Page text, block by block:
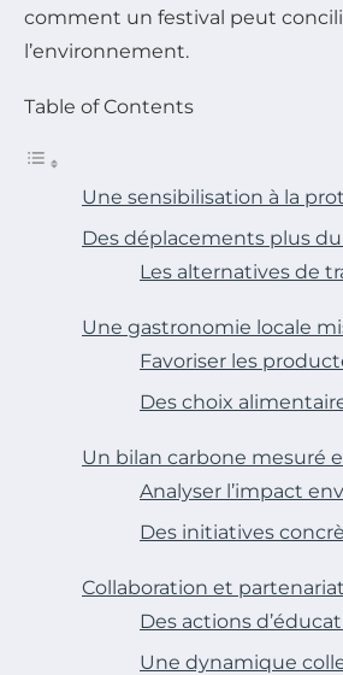
comment un festival peut
l’environnement.
Table of Contents
Une sensibilisation à la
Des déplacements plus
Les alternatives de
Une gastronomie locale
Favoriser les
Des choix
Un bilan carbone mesuré
Analyser l’impact
Des initiatives
Collaboration et
Des actions
Une dynamique